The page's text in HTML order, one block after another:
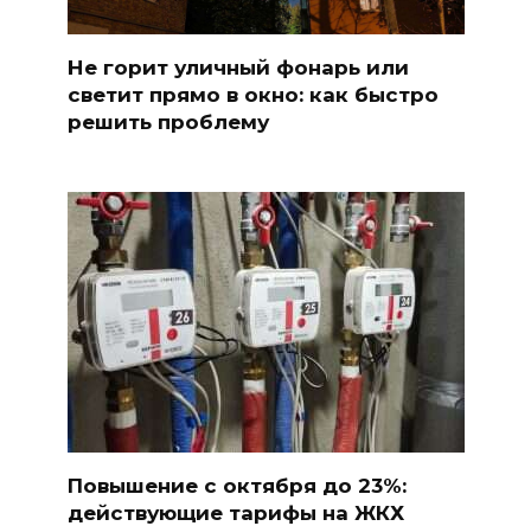
Не горит уличный фонарь или
светит прямо в окно: как быстро
решить проблему
Повышение с октября до 23%:
действующие тарифы на ЖКХ